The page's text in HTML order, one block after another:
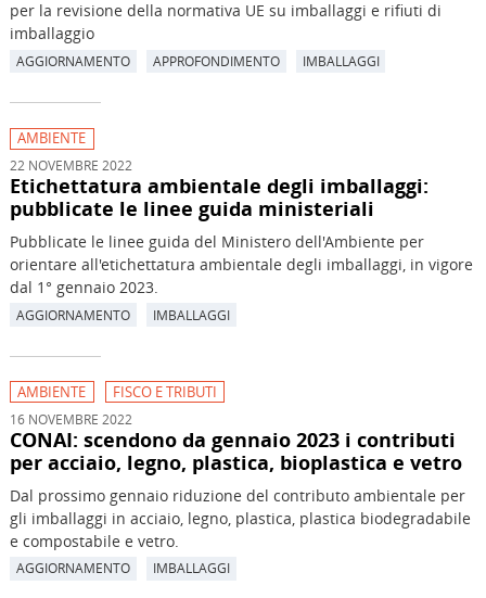
per la revisione della normativa UE su imballaggi e rifiuti di
imballaggio
AGGIORNAMENTO APPROFONDIMENTO IMBALLAGGI
AMBIENTE
22 NOVEMBRE 2022
Etichettatura ambientale degli imballaggi:
pubblicate le linee guida ministeriali
Pubblicate le linee guida del Ministero dell'Ambiente per
orientare all'etichettatura ambientale degli imballaggi, in vigore
dal 1° gennaio 2023.
AGGIORNAMENTO IMBALLAGGI
AMBIENTE FISCO E TRIBUTI
16 NOVEMBRE 2022
CONAI: scendono da gennaio 2023 i contributi
per acciaio, legno, plastica, bioplastica e vetro
Dal prossimo gennaio riduzione del contributo ambientale per
gli imballaggi in acciaio, legno, plastica, plastica biodegradabile
e compostabile e vetro.
AGGIORNAMENTO IMBALLAGGI